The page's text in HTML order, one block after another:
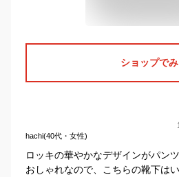
ショップで
hachi(40代・女性)
ロッキの華やかなデザインがパン
おしゃれなので、こちらの靴下は